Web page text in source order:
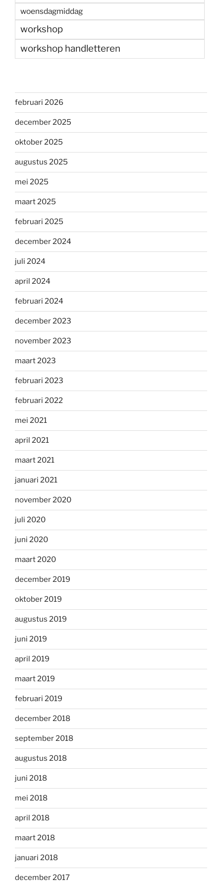
woensdagmiddag
workshop
workshop handletteren
februari 2026
december 2025
oktober 2025
augustus 2025
mei 2025
maart 2025
februari 2025
december 2024
juli 2024
april 2024
februari 2024
december 2023
november 2023
maart 2023
februari 2023
februari 2022
mei 2021
april 2021
maart 2021
januari 2021
november 2020
juli 2020
juni 2020
maart 2020
december 2019
oktober 2019
augustus 2019
juni 2019
april 2019
maart 2019
februari 2019
december 2018
september 2018
augustus 2018
juni 2018
mei 2018
april 2018
maart 2018
januari 2018
december 2017